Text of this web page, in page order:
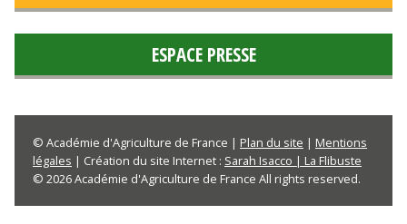
ESPACE PRESSE
© Académie d'Agriculture de France | Plan du site | Mentions
légales | Création du site Internet : Sarah Isacco | La Flibuste
© 2026 Académie d'Agriculture de France All rights reserved.